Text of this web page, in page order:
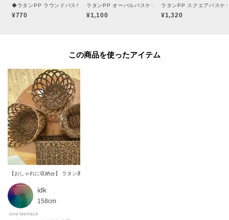
◆ラタンPP ラウンドバスケット
¥770
ラタンPP オーバルバスケット
¥1,100
ラタンPP スクエアバスケ
¥1,320
この商品を使った
idk
158cm
one'sterrace